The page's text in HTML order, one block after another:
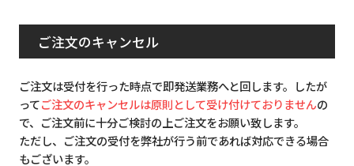
ご注文のキャンセル
ご注文は受付を行った時点で即発送業務へと回します。したが
ってご注文のキャンセルは原則として受け付けておりませんの
で、ご注文前に十分ご検討の上ご注文をお願い致します。
ただし、ご注文の受付を弊社が行う前であれば対応できる場合
もございます。